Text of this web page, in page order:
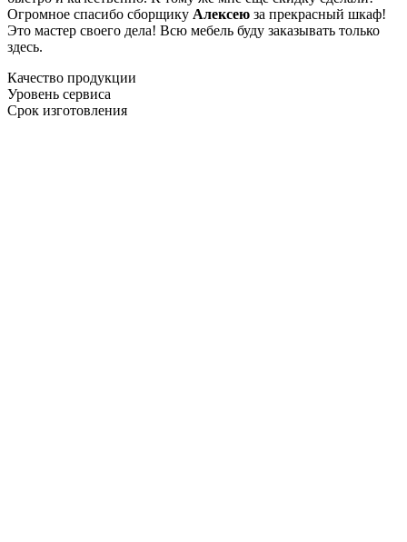
Огромное спасибо сборщику Алексею за прекрасный шкаф!
Это мастер своего дела! Всю мебель буду заказывать только
здесь.
Качество продукции
Уровень сервиса
Срок изготовления